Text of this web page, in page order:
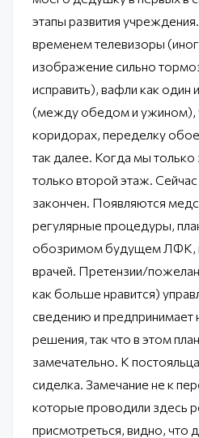
этапы развития
временем телевизоры
изображение сильно
исправить), вафли как один
(между обедом и ужином),
коридорах, переделку
так далее. Когда мы только
только второй этаж.
закончен. Появляются
регулярные процедуры,
обозримом будущем ЛФК,
врачей. Претензии/
как больше нравится)
сведению и
решения, так что в этом
замечательно. К
сиделка. Замечание не к
которые проводили здесь
присмотреться, видно, что